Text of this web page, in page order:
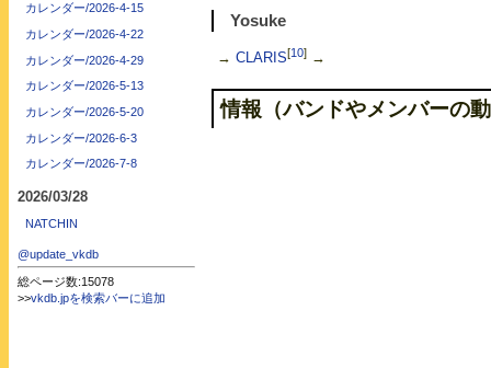
Yosuke
→ CLARIS[10]→
情報（バンドやメンバーの
カレンダー/2026-4-15
カレンダー/2026-4-22
カレンダー/2026-4-29
カレンダー/2026-5-13
カレンダー/2026-5-20
カレンダー/2026-6-3
カレンダー/2026-7-8
2026/03/28
NATCHIN
@update_vkdb
総ページ数:15078
>>vkdb.jpを検索バーに追加